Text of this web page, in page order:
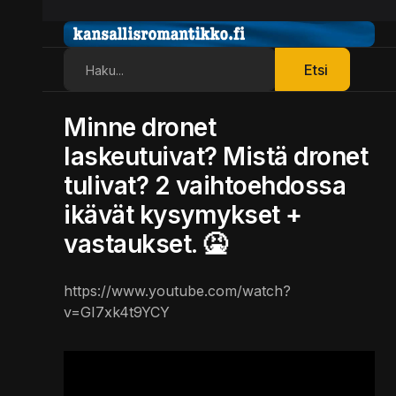
Etsi
Minne dronet
laskeutuivat? Mistä dronet
tulivat? 2 vaihtoehdossa
ikävät kysymykset +
vastaukset. 🤮
https://www.youtube.com/watch?
v=GI7xk4t9YCY